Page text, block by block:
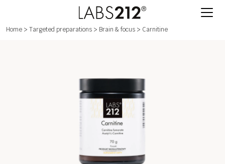
Home > Targeted preparations > Brain & focus > Carnitine